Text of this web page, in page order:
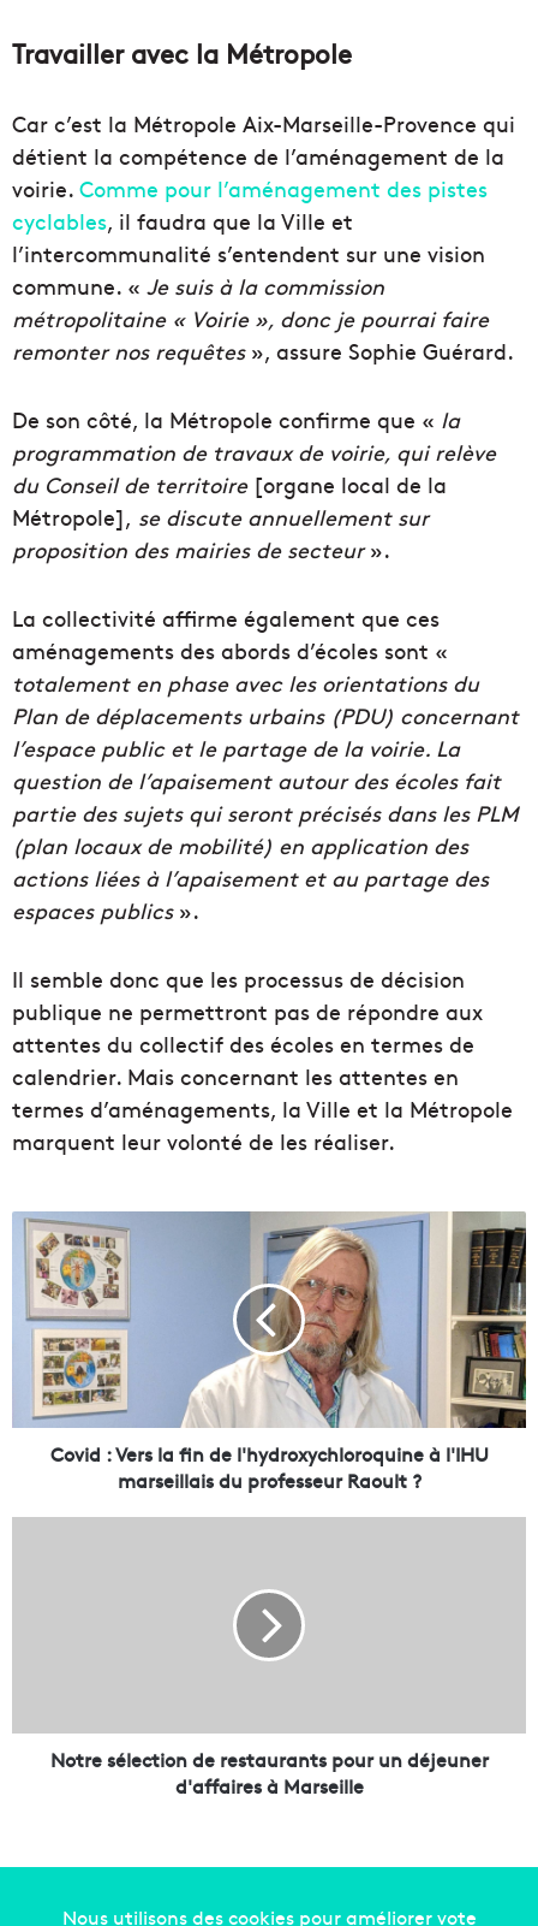
Travailler avec la Métropole
Car c’est la Métropole Aix-Marseille-Provence qui
détient la compétence de l’aménagement de la
voirie. Comme pour l’aménagement des pistes
cyclables, il faudra que la Ville et
l’intercommunalité s’entendent sur une vision
commune. « Je suis à la commission
métropolitaine « Voirie », donc je pourrai faire
remonter nos requêtes», assure Sophie Guérard.
De son côté, la Métropole confirme que « la
programmation de travaux de voirie, qui relève
du Conseil de territoire[organe local de la
Métropole], se discute annuellement sur
proposition des mairies de secteur».
La collectivité affirme également que ces
aménagements des abords d’écoles sont «
totalement en phase avec les orientations du
Plan de déplacements urbains (PDU) concernant
l’espace public et le partage de la voirie. La
question de l’apaisement autour des écoles fait
partie des sujets qui seront précisés dans les PLM
(plan locaux de mobilité) en application des
actions liées à l’apaisement et au partage des
espaces publics ».
Il semble donc que les processus de décision
publique ne permettront pas de répondre aux
attentes du collectif des écoles en termes de
calendrier. Mais concernant les attentes en
termes d’aménagements, la Ville et la Métropole
marquent leur volonté de les réaliser.
C
r
y
Covid : Vers la fin de l'hydroxychloroquine à l'IHU
marseillais du professeur Raoult ?
e
Notre sélection de restaurants pour un déjeuner
d'affaires à Marseille